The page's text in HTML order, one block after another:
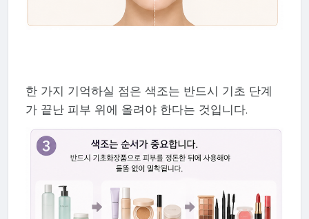
한 가지 기억하실 점은 색조는 반드시 기초 단계
가 끝난 피부 위에 올려야 한다는 것입니다.